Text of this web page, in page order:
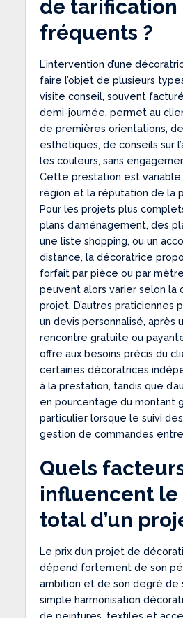
de tarification
fréquents ?
L’intervention d’une
faire l’objet de plusieurs
visite conseil, souvent
demi-journée, permet au
de premières orientations,
esthétiques, de conseils sur
les couleurs, sans
Cette prestation est variable
région et la réputation de la
Pour les projets plus
plans d’aménagement, des
une liste shopping, ou un
distance, la décoratrice
forfait par pièce ou par
peuvent alors varier selon la
projet. D’autres praticiennes
un devis personnalisé, après
rencontre gratuite ou
offre aux besoins précis du
certaines décoratrices
à la prestation, tandis que
en pourcentage du montant
particulier lorsque le suivi
gestion de commandes
Quels
influencent
total d’un
Le prix d’un projet de
dépend fortement de son
ambition et de son degré de
simple harmonisation